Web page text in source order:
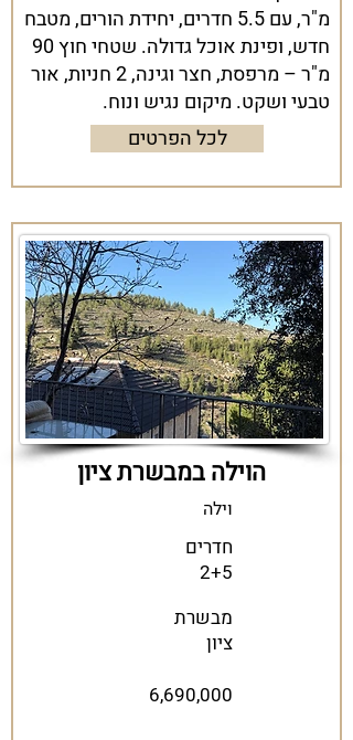
מ"ר, עם 5.5 חדרים, יחידת הורים, מטבח
חדש, ופינת אוכל גדולה. שטחי חוץ 90
מ"ר – מרפסת, חצר וגינה, 2 חניות, אור
טבעי ושקט. מיקום נגיש ונוח.
לכל הפרטים
הוילה במבשרת ציון
וילה
חדרים
2+5
מבשרת
ציון
6,690,000